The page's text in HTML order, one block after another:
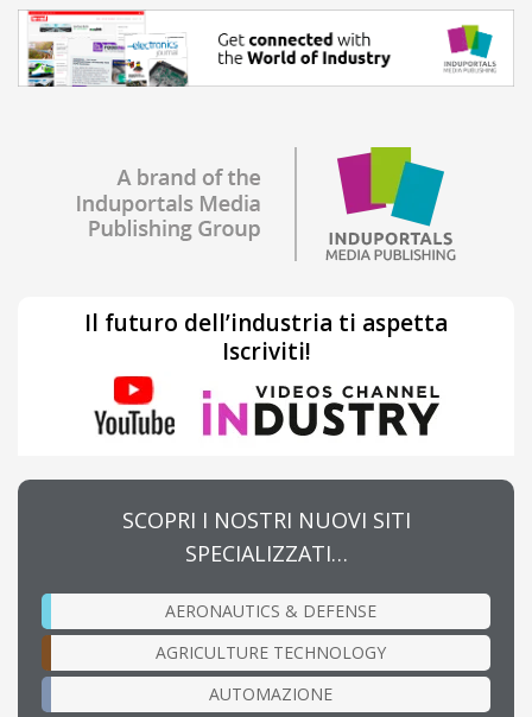
Il futuro dell’industria ti aspetta
Iscriviti!
SCOPRI I NOSTRI NUOVI SITI
SPECIALIZZATI…
AERONAUTICS & DEFENSE
AGRICULTURE TECHNOLOGY
AUTOMAZIONE